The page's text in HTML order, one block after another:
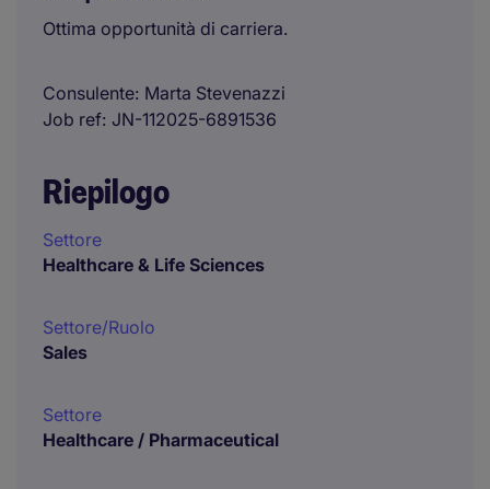
Ottima opportunità di carriera.
Consulente Marta Stevenazzi
Job ref JN-112025-6891536
Riepilogo
Settore
Healthcare & Life Sciences
Settore/Ruolo
Sales
Settore
Healthcare / Pharmaceutical